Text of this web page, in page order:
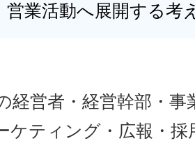
営業活動へ展開する考
経営者・経営幹部・事
ケティング・広報・採